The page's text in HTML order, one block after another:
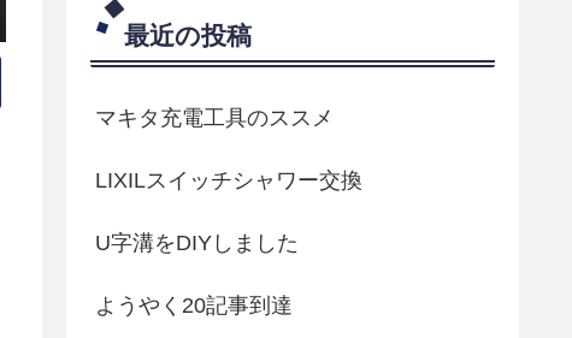
最近の投稿
マキタ充電工具のススメ
LIXILスイッチシャワー交換
U字溝をDIYしました
ようやく20記事到達